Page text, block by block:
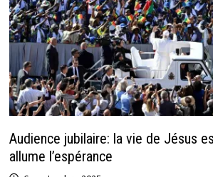
Audience jubilaire: la vie de Jésus
allume l’espérance